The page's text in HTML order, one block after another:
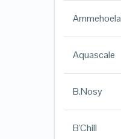
Aquascale
B.Nosy
B'Chill